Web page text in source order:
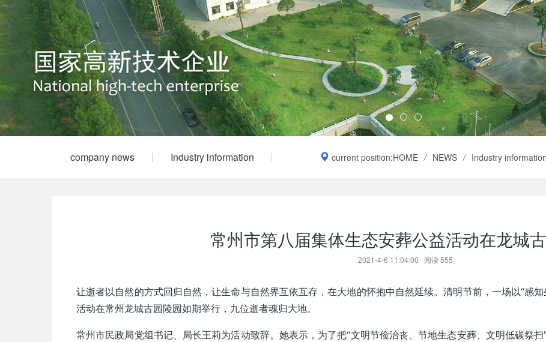
company news Industry information current position:HOME / NEWS / Industry information
常州市第八届集体生态安葬公益活动在龙城
2021-4-6 11:04:00 阅读555
让逝者以自然的方式回归自然，让生命与自然界互依互存，在大地的怀抱中自然延续。清明节前，一场以“感
活动在常州龙城古园陵园如期举行，九位逝者魂归大地。
常州市民政局党组书记、局长王莉为活动致辞。她表示，为了把“文明节俭治丧、节地生态安葬、文明低碳祭